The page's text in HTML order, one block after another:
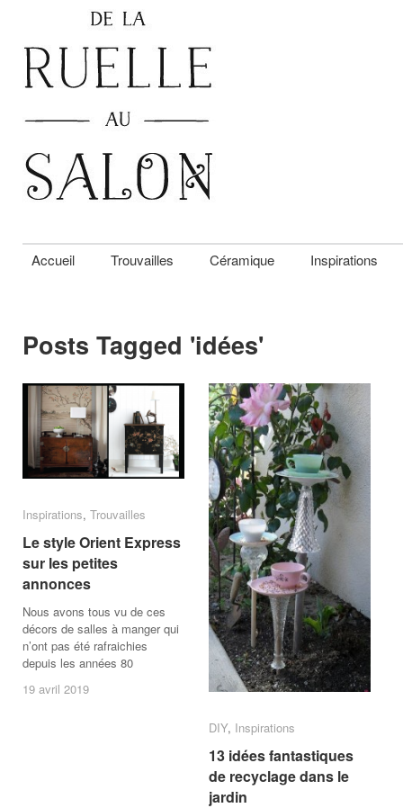
Accueil Trouvailles Céramique Inspirations
Posts Tagged 'idées'
Inspirations, Trouvailles
Le style Orient Express
sur les petites
annonces
Nous avons tous vu de ces
décors de salles à manger qui
n’ont pas été rafraichies
depuis les années 80
19 avril 2019
Inspirations Trouvailles
Le style Orient Express
sur les petites
annonces
19 avril 2019
DIY, Inspirations
13 idées fantastiques
de recyclage dans le
jardin
DIY Inspirations
13 idées fantastiques
de recyclage dans le
jardin